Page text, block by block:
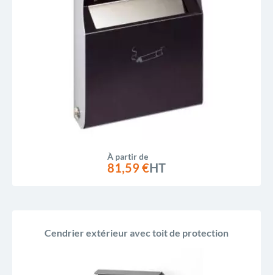
À partir de
81,59 €HT
Cendrier extérieur avec toit de protection